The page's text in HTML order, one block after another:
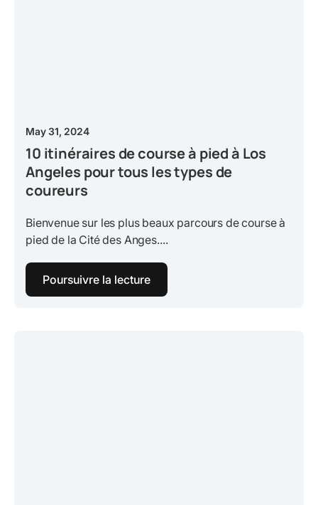
May 31, 2024
10 itinéraires de course à pied à Los
Angeles pour tous les types de
coureurs
Bienvenue sur les plus beaux parcours de course à
pied de la Cité des Anges....
Poursuivre la lecture